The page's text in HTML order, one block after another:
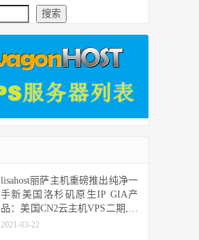
搜索
lisahost丽萨主机重磅推出纯净一
手新美国洛杉矶原生IP GIA产
品：美国CN2云主机VPS二期,解
锁大部分流媒体和TIKTOK等
2021-03-22